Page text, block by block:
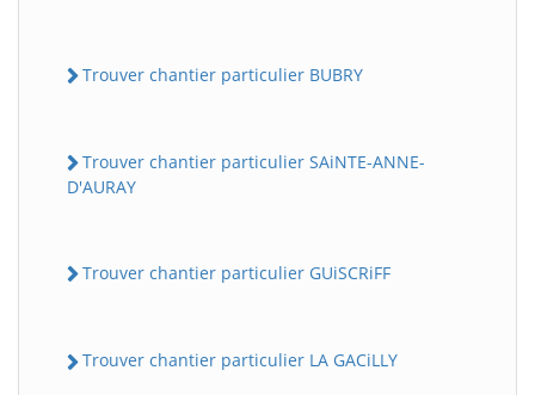
Trouver chantier particulier BUBRY
Trouver chantier particulier SAiNTE-ANNE-
D'AURAY
Trouver chantier particulier GUiSCRiFF
Trouver chantier particulier LA GACiLLY